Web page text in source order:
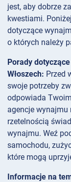
jest, aby dobrze
kwestiami.
dotyczące
o których należy
Porady
Włoszech: Przed
swoje potrzeby
odpowiada
agencje wynajmu
rzetelnością
wynajmu. Weź
samochodu,
które mogą
Informacje na